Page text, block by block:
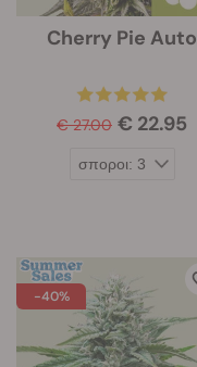
Cherry Pie Auto
€ 27.00 € 22.95
-40%